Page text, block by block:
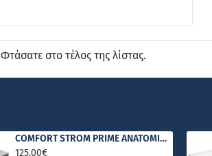
Φτάσατε στο τέλος της λίστας.
COMFORT STROM PRIME ΑΝΑΤΟΜΙΚΟ ΣΤΡΩΜΑ
125,00€